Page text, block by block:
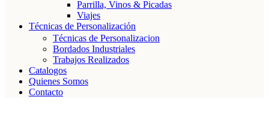
Parrilla, Vinos & Picadas
Viajes
Técnicas de Personalización
Técnicas de Personalizacion
Bordados Industriales
Trabajos Realizados
Catalogos
Quienes Somos
Contacto